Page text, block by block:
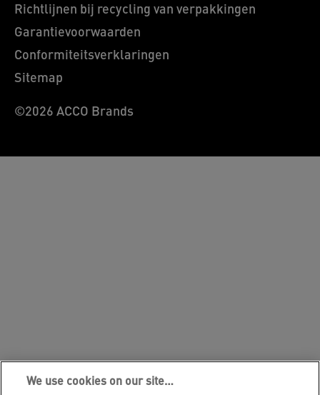
Richtlijnen bij recycling van verpakkingen
Garantievoorwaarden
Conformiteitsverklaringen
Sitemap
©2026 ACCO Brands
We use cookies on our site…